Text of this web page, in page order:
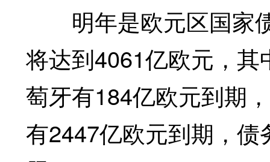
明年是欧元区国家
将达到4061亿欧元，
萄牙有184亿欧元到期
有2447亿欧元到期，